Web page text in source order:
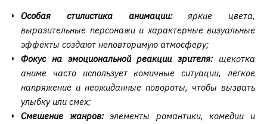
Особая стилистика анимации:яркие цвета,
выразительные персонажи и характерные визуальные
эффекты создают неповторимую атмосферу;
Фокус на эмоциональной реакции зрителя:щекотка
аниме часто использует комичные ситуации, лёгкое
напряжение и неожиданные повороты, чтобы вызвать
улыбку или смех;
Смешение жанров:элементы романтики, комедии и